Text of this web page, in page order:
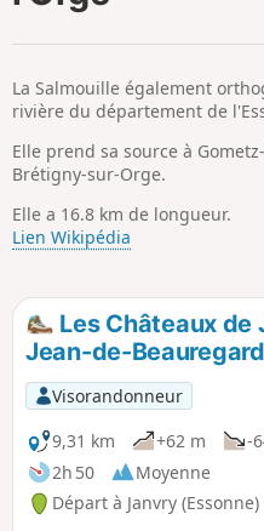
La Salmouille également
rivière du département de
Elle prend sa source à
Brétigny-sur-Orge.
Elle a 16.8 km de longueur.
Lien Wikipédia
Les Châteaux de
Jean-de-Beauregard
Visorandonneur
9,31 km
+62 m
-
2h 50
Moyenne
Départ à Janvry (Essonne)